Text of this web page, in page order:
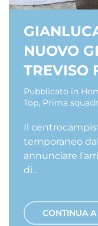
NUOVO
TREVISO
Pubblicato in
Top, Prima
Il
temporaneo
annunciare
di...
CONTINUA A